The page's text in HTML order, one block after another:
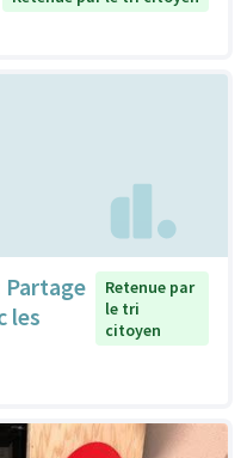
les
Retenue par
le tri
citoyen